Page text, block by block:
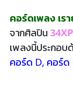
คอร์ดเพลง เร
จากศิลปิน34XP
เพลงนี้ประกอบ
คอร์ด D, คอร์ด